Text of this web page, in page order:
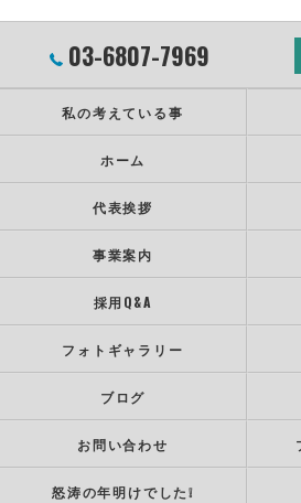
03-6807-7969
私の考えている事
ホーム
代表挨拶
事業案内
採用Q&A
フォトギャラリー
ブログ
お問い合わせ
怒涛の年明けでした❕